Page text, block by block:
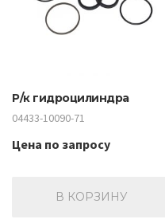
Р/к гидроцилиндра
04433-10090-71
Цена по запросу
В КОРЗИНУ